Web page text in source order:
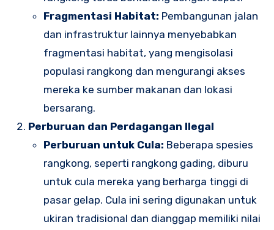
Fragmentasi Habitat: Pembangunan jalan
dan infrastruktur lainnya menyebabkan
fragmentasi habitat, yang mengisolasi
populasi rangkong dan mengurangi akses
mereka ke sumber makanan dan lokasi
bersarang.
Perburuan dan Perdagangan Ilegal
Perburuan untuk Cula: Beberapa spesies
rangkong, seperti rangkong gading, diburu
untuk cula mereka yang berharga tinggi di
pasar gelap. Cula ini sering digunakan untuk
ukiran tradisional dan dianggap memiliki nilai